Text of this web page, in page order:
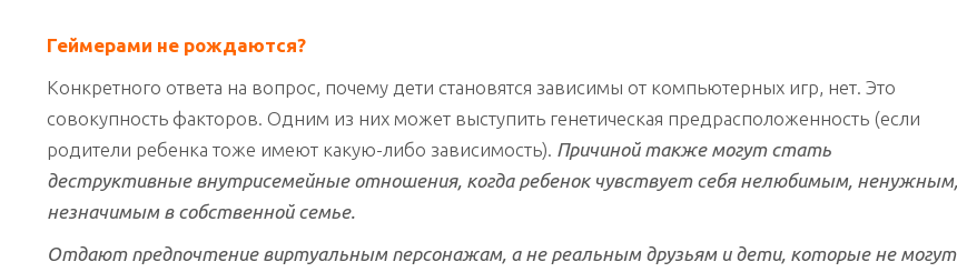
Геймерами не рождаются?
Конкретного ответа на вопрос, почему дети становятся зависимы от компьютерных игр, нет. Это
совокупность факторов. Одним из них может выступить генетическая предрасположенность (если
родители ребенка тоже имеют какую-либо зависимость). Причиной также могут стать
деструктивные внутрисемейные отношения, когда ребенок чувствует себя нелюбимым, ненужным,
незначимым в собственной семье.
Отдают предпочтение виртуальным персонажам, а не реальным друзьям и дети, которые не могут